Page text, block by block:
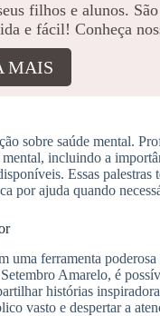
filhos e alunos.
e fácil! Conheça
MAIS
sobre saúde mental.
incluindo a
Essas
por ajuda quando
uma ferramenta
Amarelo, é
histórias
vasto e despertar a